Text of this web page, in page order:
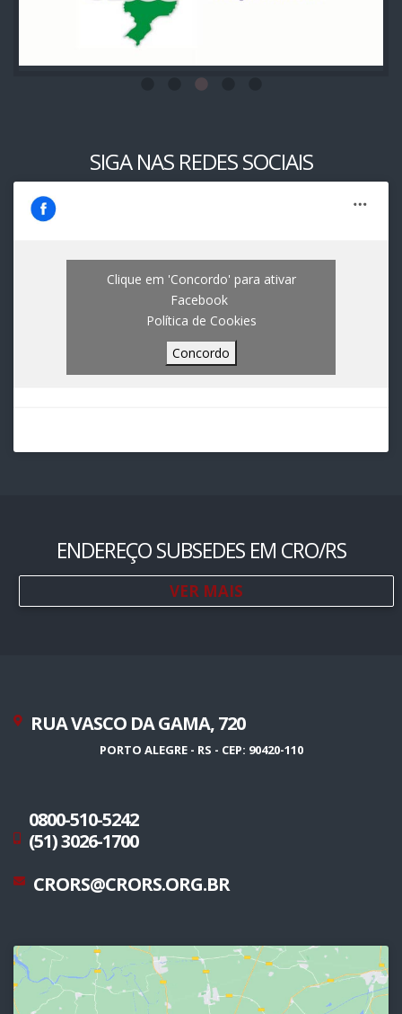
SIGA NAS REDES SOCIAIS
Clique em 'Concordo' para ativar
Facebook
Política de Cookies
Concordo
ENDEREÇO SUBSEDES EM CRO/RS
VER MAIS
RUA VASCO DA GAMA, 720
PORTO ALEGRE - RS - CEP: 90420-110
0800-510-5242
(51) 3026-1700
CRORS@CRORS.ORG.BR